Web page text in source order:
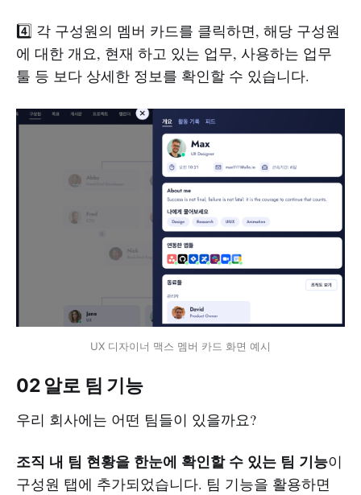
4️⃣ 각 구성원의 멤버 카드를 클릭하면, 해당 구성원
에 대한 개요, 현재 하고 있는 업무, 사용하는 업무
툴 등 보다 상세한 정보를 확인할 수 있습니다.
UX 디자이너 맥스 멤버 카드 화면 예시
02 알로 팀 기능
우리 회사에는 어떤 팀들이 있을까요?
조직 내 팀 현황을 한눈에 확인할 수 있는 팀 기능이
구성원 탭에 추가되었습니다. 팀 기능을 활용하면